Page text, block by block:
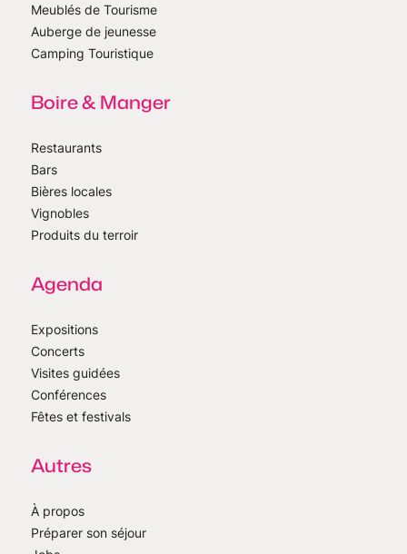
Meublés de Tourisme
Auberge de jeunesse
Camping Touristique
Boire & Manger
Restaurants
Bars
Bières locales
Vignobles
Produits du terroir
Agenda
Expositions
Concerts
Visites guidées
Conférences
Fêtes et festivals
Autres
À propos
Préparer son séjour